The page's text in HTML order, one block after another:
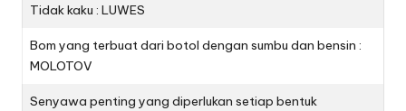
Tidak kaku : LUWES
Bom yang terbuat dari botol dengan sumbu dan bensin :
MOLOTOV
Senyawa penting yang diperlukan setiap bentuk